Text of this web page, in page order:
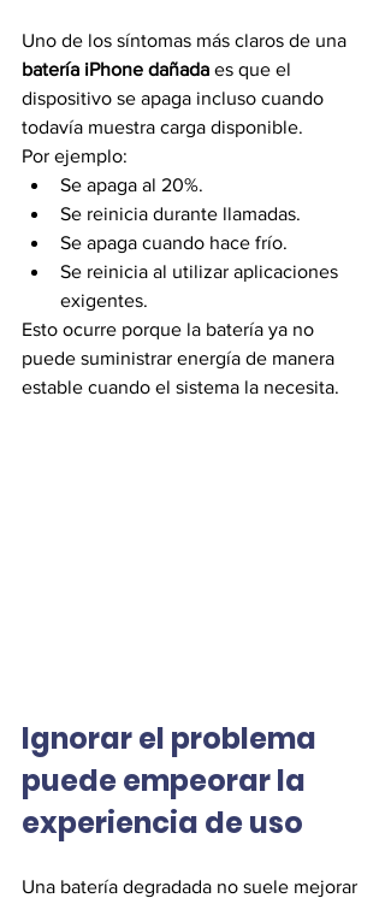
Uno de los síntomas más claros de una
batería iPhone dañada es que el
dispositivo se apaga incluso cuando
todavía muestra carga disponible.
Por ejemplo:
Se apaga al 20%.
Se reinicia durante llamadas.
Se apaga cuando hace frío.
Se reinicia al utilizar aplicaciones
exigentes.
Esto ocurre porque la batería ya no
puede suministrar energía de manera
estable cuando el sistema la necesita.
Ignorar el problema
puede empeorar la
experiencia de uso
Una batería degradada no suele mejorar